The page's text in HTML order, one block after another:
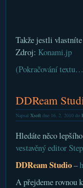
Takže jestli
Zdroj: Konami.jp
(Pokračování
DDReam
Napsal Xsoftdne 16. 2. 2010 do
Hledáte něco
vestavěný editor
DDReam Studio–
A přejdeme rovnou